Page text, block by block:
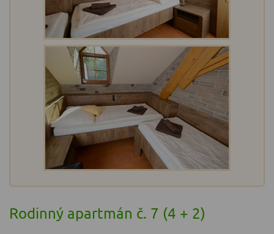
Rodinný apartmán č. 7 (4 + 2)